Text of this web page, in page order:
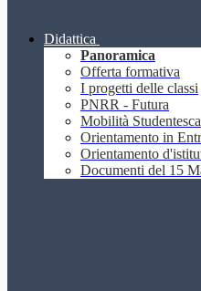
Didattica
Panoramica
Offerta formativa
I progetti delle classi
PNRR - Futura
Mobilità Studentesca
Orientamento in
Orientamento
Documenti del 15